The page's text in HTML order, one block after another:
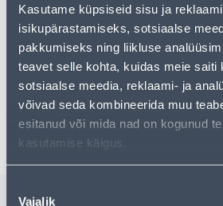
Kasutame küpsiseid sisu ja
isikupärastamiseks, sotsiaalse
pakkumiseks ning liikluse
teavet selle kohta, kuidas meie saiti
sotsiaalse meedia, reklaami- ja
võivad seda kombineerida muu
esitanud või mida nad on kogunud
kasutamise käigus.
Vajalik
• Nailonist spagettide
polüpropüleenist käepidemega.
• Pestav nõudepesumasinas.
• 14-päevane tagastusõigus.
Доставка невозможна
Похожие продукты